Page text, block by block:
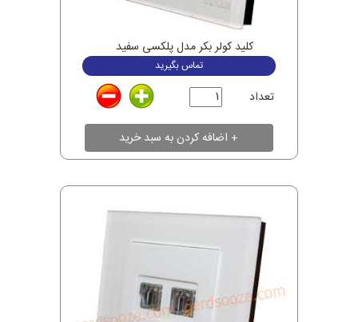
کلید کولر بکر مدل پلکسی سفید
تماس بگیرید
تعداد